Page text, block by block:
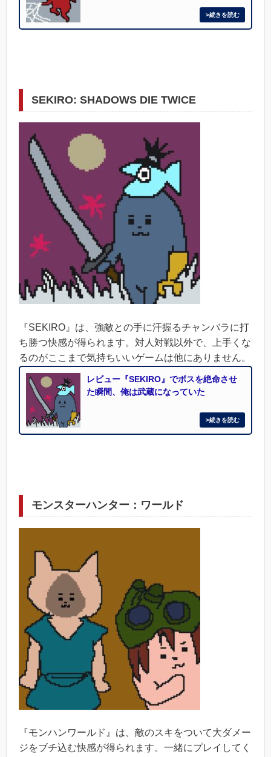
SEKIRO: SHADOWS DIE TWICE
『SEKIRO』は、強敵との手に汗握るチャンバラに打
ち勝つ快感が得られます。対人対戦以外で、上手くな
るのがここまで気持ちいいゲームは他にありません。
レビュー『SEKIRO』でボスを絶命させ
た瞬間、俺は武蔵になっていた
モンスターハンター：ワールド
『モンハンワールド』は、敵のスキをついて大ダメー
ジをブチ込む快感が得られます。一緒にプレイしてく